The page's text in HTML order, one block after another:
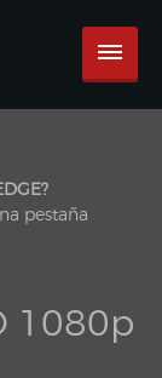
pestaña
1080p